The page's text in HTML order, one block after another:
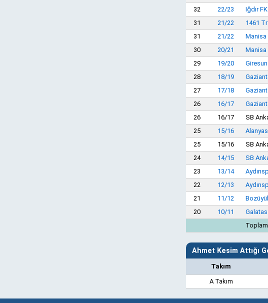
32
22/23 Iğdır FK
31
21/22 1461
31
21/22 Manisa
30
20/21 Manisa
29
19/20
28
18/19
27
17/18
26
16/17
26
16/17
SB
25
15/16
25
15/16
SB
24
14/15 SB
23
13/14
22
12/13
21
11/12
20
10/11
Toplam
Ahmet Kesim Attığı
Takım
A Takım